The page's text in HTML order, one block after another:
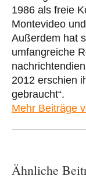
1986 als freie
Montevideo
Außerdem hat
umfangreiche
2012 erschien
gebraucht“.
Mehr Beiträge
Ähnliche